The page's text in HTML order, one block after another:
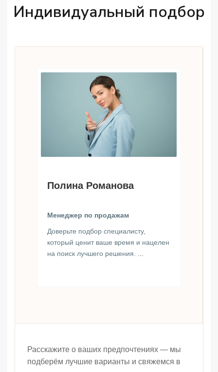
Индивидуальный подбор
Полина Романова
Менеджер по продажам
Доверьте подбор специалисту,
который ценит ваше время и нацелен
на поиск лучшего решения.
Расскажите о ваших предпочтениях — мы
подберём лучшие варианты и свяжемся в